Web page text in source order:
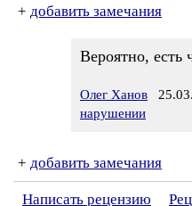
+ добавить замечания
Вероятно, есть
Олег Ханов
нарушении
+ добавить замечания
Написать рецензию